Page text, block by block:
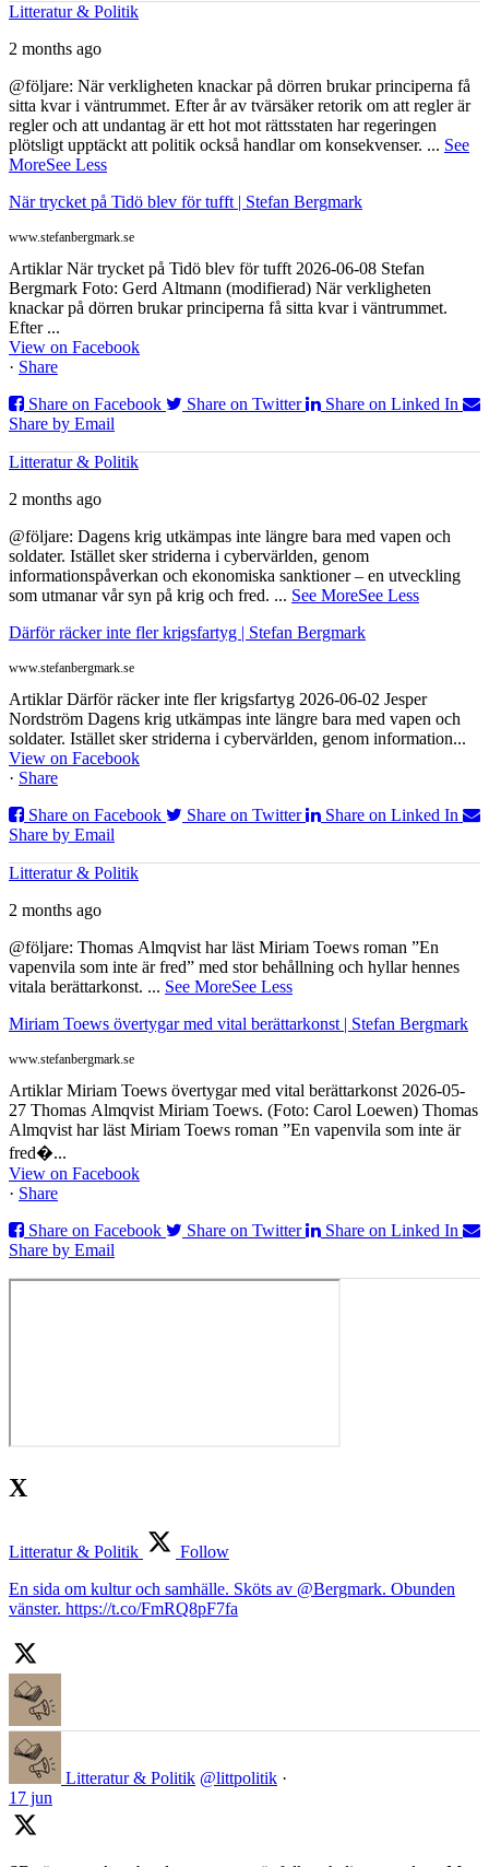
Litteratur & Politik
2 months ago
@följare: När verkligheten knackar på dörren brukar principerna få
sitta kvar i väntrummet. Efter år av tvärsäker retorik om att regler är
regler och att undantag är ett hot mot rättsstaten har regeringen
plötsligt upptäckt att politik också handlar om konsekvenser. ... See
MoreSee Less
När trycket på Tidö blev för tufft | Stefan Bergmark
www.stefanbergmark.se
Artiklar När trycket på Tidö blev för tufft 2026-06-08 Stefan
Bergmark Foto: Gerd Altmann (modifierad) När verkligheten
knackar på dörren brukar principerna få sitta kvar i väntrummet.
Efter ...
View on Facebook
· Share
Share on Facebook
Share on Twitter
Share on Linked In
Share by Email
Litteratur & Politik
2 months ago
@följare: Dagens krig utkämpas inte längre bara med vapen och
soldater. Istället sker striderna i cybervärlden, genom
informationspåverkan och ekonomiska sanktioner – en utveckling
som utmanar vår syn på krig och fred. ... See MoreSee Less
Därför räcker inte fler krigsfartyg | Stefan Bergmark
www.stefanbergmark.se
Artiklar Därför räcker inte fler krigsfartyg 2026-06-02 Jesper
Nordström Dagens krig utkämpas inte längre bara med vapen och
soldater. Istället sker striderna i cybervärlden, genom information...
View on Facebook
· Share
Share on Facebook
Share on Twitter
Share on Linked In
Share by Email
Litteratur & Politik
2 months ago
@följare: Thomas Almqvist har läst Miriam Toews roman ”En
vapenvila som inte är fred” med stor behållning och hyllar hennes
vitala berättarkonst. ... See MoreSee Less
Miriam Toews övertygar med vital berättarkonst | Stefan Bergmark
www.stefanbergmark.se
Artiklar Miriam Toews övertygar med vital berättarkonst 2026-05-
27 Thomas Almqvist Miriam Toews. (Foto: Carol Loewen) Thomas
Almqvist har läst Miriam Toews roman ”En vapenvila som inte är
fred�...
View on Facebook
· Share
Share on Facebook
Share on Twitter
Share on Linked In
Share by Email
X
Litteratur & Politik
Follow
En sida om kultur och samhälle. Sköts av @Bergmark. Obunden
vänster. https://t.co/FmRQ8pF7fa
Litteratur & Politik @littpolitik ·
17 jun